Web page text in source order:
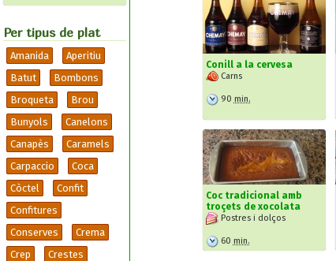
Per tipus de plat
Amanida
Aperitiu
Batut
Bombons
Broqueta
Brou
Bunyols
Canelons
Canapès
Caramels
Carpaccio
Coca
Còctel
Confit
Confitures
Conserves
Crema
Crep
Crestes
Conill a la cervesa
Carns
90 min.
Coc tradicional amb
troçets de xocolata
Postres i dolços
60 min.